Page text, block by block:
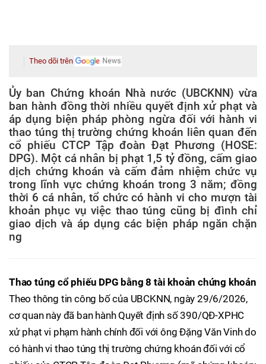
Theo dõi trên
Ủy ban Chứng khoán Nhà nước (UBCKNN) vừa
ban hành đồng thời nhiều quyết định xử phạt và
áp dụng biện pháp phòng ngừa đối với hành vi
thao túng thị trường chứng khoán liên quan đến
cổ phiếu CTCP Tập đoàn Đạt Phương (HOSE:
DPG). Một cá nhân bị phạt 1,5 tỷ đồng, cấm giao
dịch chứng khoán và cấm đảm nhiệm chức vụ
trong lĩnh vực chứng khoán trong 3 năm; đồng
thời 6 cá nhân, tổ chức có hành vi cho mượn tài
khoản phục vụ việc thao túng cũng bị đình chỉ
giao dịch và áp dụng các biện pháp ngăn chặn
ng
Thao túng cổ phiếu DPG bằng 8 tài khoản chứng khoán
Theo thông tin công bố của UBCKNN, ngày 29/6/2026,
cơ quan này đã ban hành Quyết định số 390/QĐ-XPHC
xử phạt vi phạm hành chính đối với ông Đặng Văn Vinh do
có hành vi thao túng thị trường chứng khoán đối với cổ